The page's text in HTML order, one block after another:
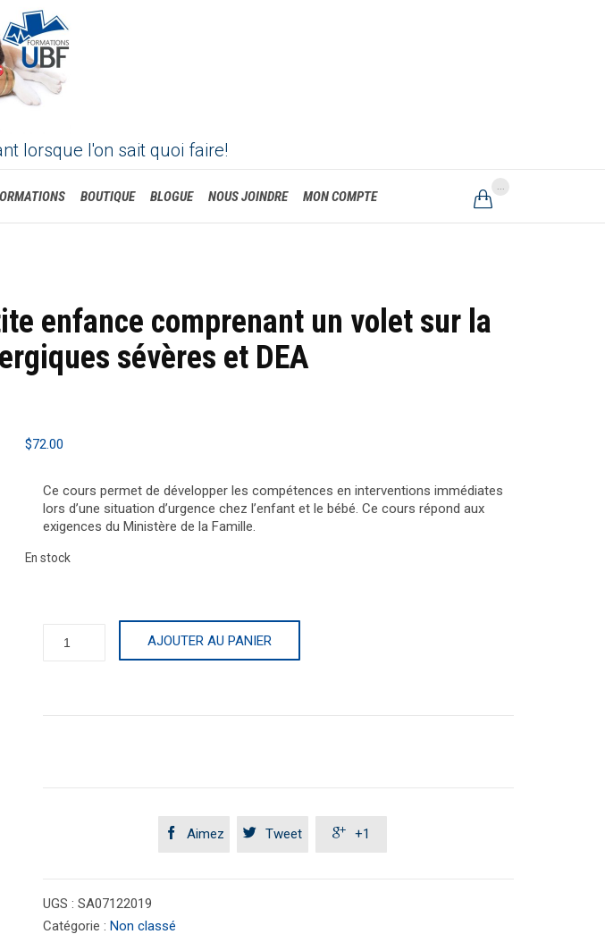
lorsque l'on sait quoi faire!
to
BOUTIQUE BLOGUE NOUS JOINDRE MON COMPTE 
enfance comprenant un volet sur la
sévères et DEA
$72.00
Ce cours permet de développer les compétences en interventions immédiates
lors d’une situation d’urgence chez l’enfant et le bébé. Ce cours répond aux
exigences du Ministère de la Famille.
En stock
de
réactions
allergiques
AJOUTER AU PANIER
 Aimez  Tweet  +1
UGS : SA07122019
Catégorie : Non classé